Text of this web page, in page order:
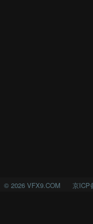
© 2026 VFX9.COM 京ICP